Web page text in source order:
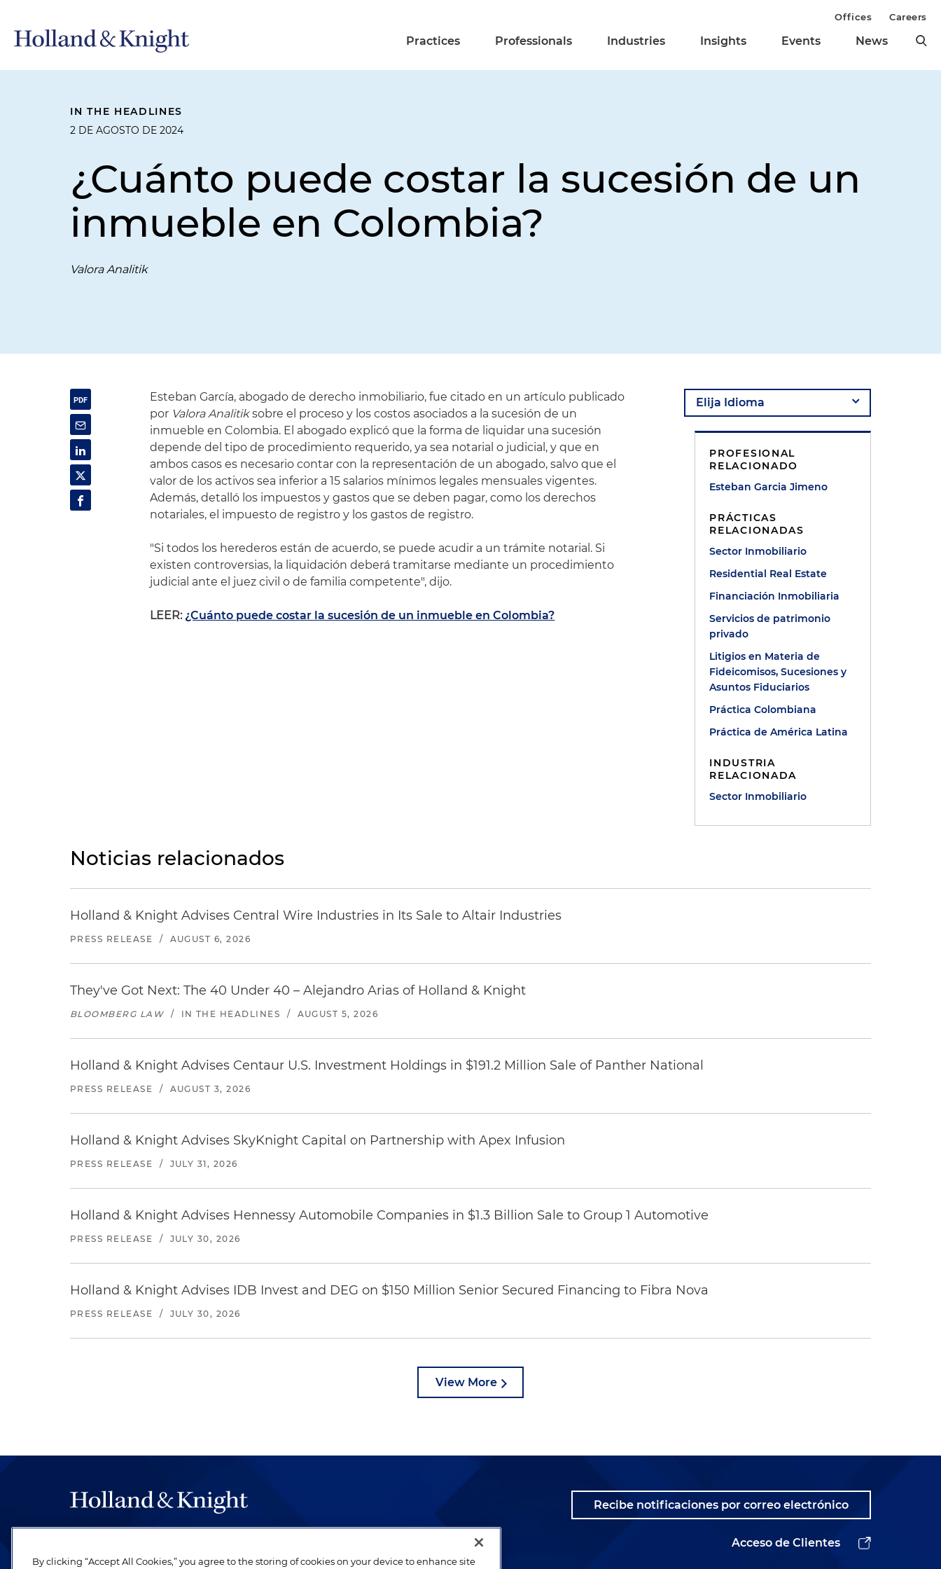
Practices Professionals Industries Insights Events News
Offices Careers
IN THE HEADLINES
2 DE AGOSTO DE 2024
¿Cuánto puede costar la sucesión de un
inmueble en Colombia?
Valora Analitik
Esteban García, abogado de derecho inmobiliario, fue citado en un artículo publicado
por Valora Analitiksobre el proceso y los costos asociados a la sucesión de un
inmueble en Colombia. El abogado explicó que la forma de liquidar una sucesión
depende del tipo de procedimiento requerido, ya sea notarial o judicial, y que en
ambos casos es necesario contar con la representación de un abogado, salvo que el
valor de los activos sea inferior a 15 salarios mínimos legales mensuales vigentes.
Además, detalló los impuestos y gastos que se deben pagar, como los derechos
notariales, el impuesto de registro y los gastos de registro.
"Si todos los herederos están de acuerdo, se puede acudir a un trámite notarial. Si
existen controversias, la liquidación deberá tramitarse mediante un procedimiento
judicial ante el juez civil o de familia competente", dijo.
LEER: ¿Cuánto puede costar la sucesión de un inmueble en Colombia?
PROFESIONAL
RELACIONADO
Esteban Garcia Jimeno
PRÁCTICAS
RELACIONADAS
Sector Inmobiliario
Residential Real Estate
Financiación Inmobiliaria
Servicios de patrimonio
privado
Litigios en Materia de
Fideicomisos, Sucesiones y
Asuntos Fiduciarios
Práctica Colombiana
Práctica de América Latina
INDUSTRIA
RELACIONADA
Sector Inmobiliario
Noticias relacionados
Holland & Knight Advises Central Wire Industries in Its Sale to Altair Industries
PRESS RELEASE / AUGUST 6, 2026
They've Got Next: The 40 Under 40 – Alejandro Arias of Holland & Knight
BLOOMBERG LAW / IN THE HEADLINES / AUGUST 5, 2026
Holland & Knight Advises Centaur U.S. Investment Holdings in $191.2 Million Sale of Panther National
PRESS RELEASE / AUGUST 3, 2026
Holland & Knight Advises SkyKnight Capital on Partnership with Apex Infusion
PRESS RELEASE / JULY 31, 2026
Holland & Knight Advises Hennessy Automobile Companies in $1.3 Billion Sale to Group 1 Automotive
PRESS RELEASE / JULY 30, 2026
Holland & Knight Advises IDB Invest and DEG on $150 Million Senior Secured Financing to Fibra Nova
PRESS RELEASE / JULY 30, 2026
View More
Recibe notificaciones por correo electrónico
Acceso de Clientes
By clicking “Accept All Cookies,” you agree to the storing of cookies on your device to enhance site